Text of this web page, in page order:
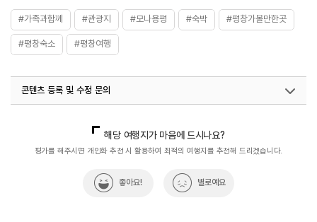
#가족과함께 #관광지 #모나용평 #숙박 #평창가볼만한곳
#평창숙소 #평창여행
콘텐츠 등록 및 수정 문의
열린관광콘텐츠팀(열린관광-모두의여행)
033-738-3425
해당 여행지가 마음에 드시나요?
평가를 해주시면 개인화 추천 시 활용하여 최적의 여행지를 추천해 드리겠습니다.
좋아요! 별로예요